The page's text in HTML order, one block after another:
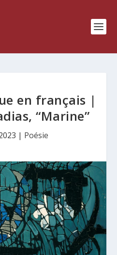
en français |
“Marine”
| Poésie